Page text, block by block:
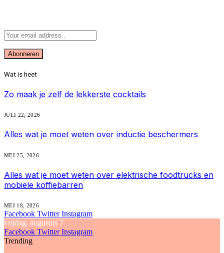
Wat is heet
Zo maak je zelf de lekkerste cocktails
JULI 22, 2026
Alles wat je moet weten over inductie beschermers
MEI 25, 2026
Alles wat je moet weten over elektrische foodtrucks en
mobiele koffiebarren
MEI 18, 2026
Facebook Twitter Instagram
vrijdag, augustus 7
Facebook Twitter Instagram
Trending